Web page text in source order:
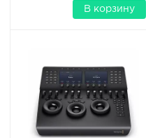
В корзину